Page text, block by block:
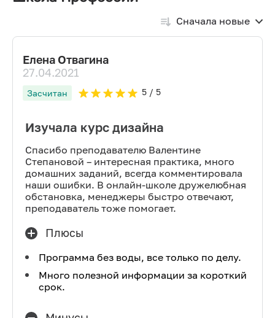
Сначала новые
Елена Отвагина
27.04.2021
Засчитан 5/ 5
Изучала курс дизайна
Спасибо преподавателю Валентине
Степановой – интересная практика, много
домашних заданий, всегда комментировала
наши ошибки. В онлайн-школе дружелюбная
обстановка, менеджеры быстро отвечают,
преподаватель тоже помогает.
Плюсы
Программа без воды, все только по делу.
Много полезной информации за короткий
срок.